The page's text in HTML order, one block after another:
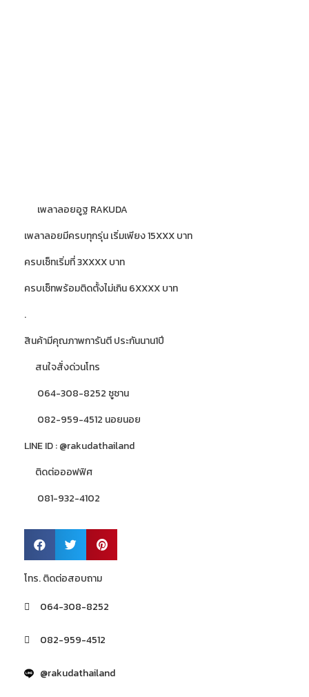
เพลาลอยอูฐ RAKUDA
เพลาลอยมีครบทุกรุ่น เริ่มเพียง 15XXX บาท
ครบเซ็ทเริ่มที่ 3XXXX บาท
ครบเซ็ทพร้อมติดตั้งไม่เกิน 6XXXX บาท
.
สินค้ามีคุณภาพการันตี ประกันนาน1ปี
สนใจสั่งด่วนโทร
064-308-8252 ซูซาน
082-959-4512 นอยนอย
LINE ID : @rakudathailand
ติดต่อออฟฟิศ
081-932-4102
โทร. ติดต่อสอบถาม
064-308-8252
082-959-4512
@rakudathailand